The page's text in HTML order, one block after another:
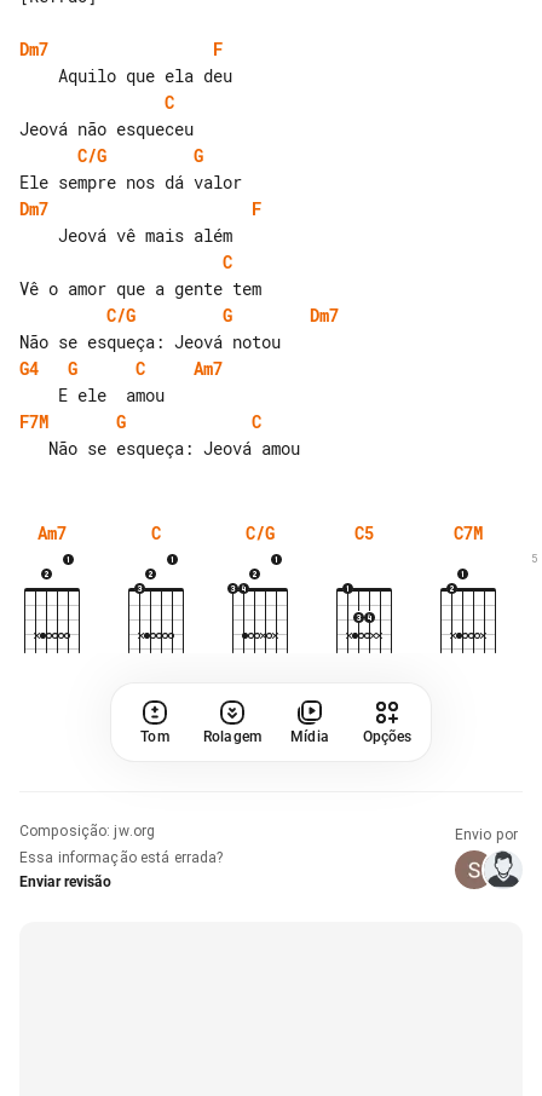
Dm7
F
C
C/G
G
Dm7
F
C
C/G
G
Dm7
G4
G C
Am7
F7M
G
C
Am7 C C/G C5 C7M
5
Tom Rolagem Mídia Opções
Composição: jw.org
Essa informação está errada?
Enviar revisão
Envio por